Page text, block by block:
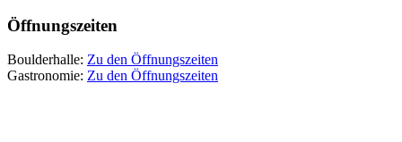
Öffnungszeiten
Boulderhalle: Zu den Öffnungszeiten
Gastronomie: Zu den Öffnungszeiten